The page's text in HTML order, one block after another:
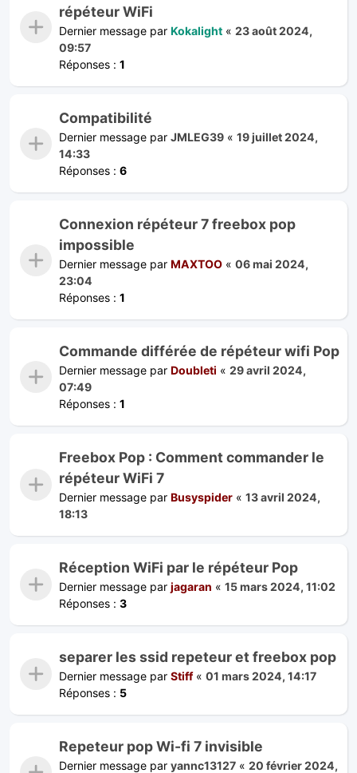
répéteur WiFi
Dernier message par Kokalight « 23 août 2024,
09:57
Réponses : 1
Compatibilité
Dernier message par JMLEG39 « 19 juillet 2024,
14:33
Réponses : 6
Connexion répéteur 7 freebox pop
impossible
Dernier message par MAXTOO « 06 mai 2024,
23:04
Réponses : 1
Commande différée de répéteur wifi Pop
Dernier message par Doubleti « 29 avril 2024,
07:49
Réponses : 1
Freebox Pop : Comment commander le
répéteur WiFi 7
Dernier message par Busyspider « 13 avril 2024,
18:13
Réception WiFi par le répéteur Pop
Dernier message par jagaran « 15 mars 2024, 11:02
Réponses : 3
separer les ssid repeteur et freebox pop
Dernier message par Stiff« 01 mars 2024, 14:17
Réponses : 5
Repeteur pop Wi-fi 7 invisible
Dernier message par yannc13127 « 20 février 2024,